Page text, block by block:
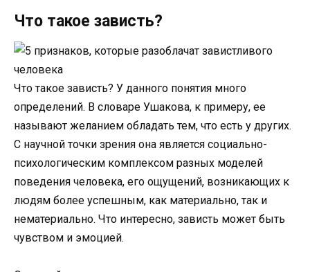
Что такое зависть?
Что такое зависть? У данного понятия много
определений. В словаре Ушакова, к примеру, ее
называют желанием обладать тем, что есть у других.
С научной точки зрения она является социально-
психологическим комплексом разных моделей
поведения человека, его ощущений, возникающих к
людям более успешным, как материально, так и
нематериально. Что интересно, зависть может быть
чувством и эмоцией.